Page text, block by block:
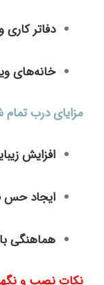
دفاتر
خانه‌های
مزایای درب
افزایش
ایجاد حس
هماهنگی